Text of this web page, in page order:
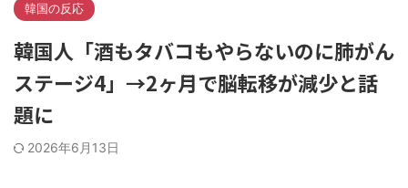
韓国の反応
韓国人「酒もタバコもやらないのに肺がん
ステージ4」→2ヶ月で脳転移が減少と話
題に
2026年6月13日